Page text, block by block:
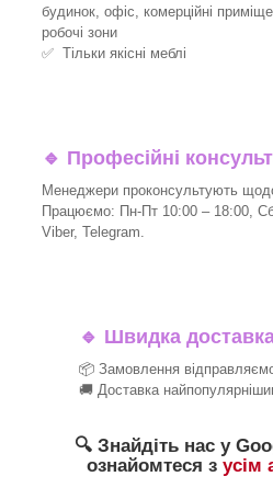
будинок, офіс, комерційні
робочі зони
✅ Тільки якісні меблі
🔹 Професійні
Менеджери проконсультують
Працюємо: Пн-Пт 10:00 – 18:00,
Viber, Telegram.
🔹 Швидка доставка
📦 Замовлення
🚚 Доставка
🔍 Знайдіть нас у
ознайомтеся з усім